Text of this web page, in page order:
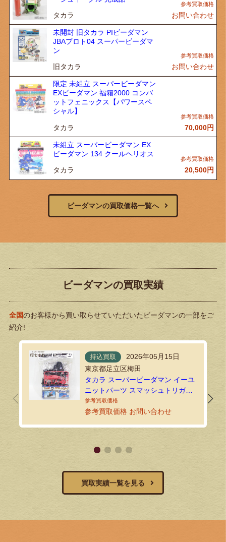
タカラ お問い合わせ
未開封 旧タカラ PIビーダマン
JBAプロト04 スーパービーダマ
ン
旧タカラ お問い合わせ
限定 未組立 スーパービーダマン
EXビーダマン 福箱2000 コンバ
ットフェニックス【パワースペ
シャル】
タカラ 70,000円
未組立 スーパービーダマン EX
ビーダマン 134 クールヘリオス
タカラ 20,500円
ビーダマンの買取価格一覧へ
ビーダマンの買取実績
全国のお客様から買い取らせていただいたビーダマンの一部をご
紹介!
持込買取
2026年05月15日
東京都足立区梅田
タカラ スーパービーダマン イーユ
ニットパーツ スマッシュトリガー
コア P-90をお買い取りいたしまし
た｜環七ホビーの持込買取
参考買取価格 お問い合わせ
買取実績一覧を見る